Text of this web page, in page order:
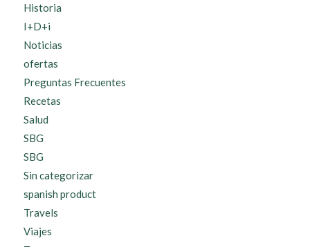
Historia
I+D+i
Noticias
ofertas
Preguntas Frecuentes
Recetas
Salud
SBG
SBG
Sin categorizar
spanish product
Travels
Viajes